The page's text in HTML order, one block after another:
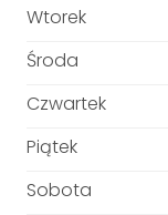
Wtorek
Środa
Czwartek
Piątek
Sobota